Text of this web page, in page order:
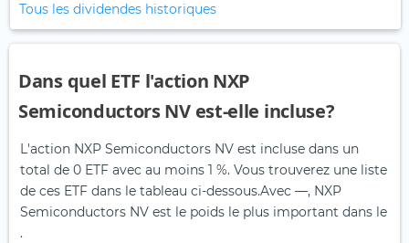
Tous les dividendes historiques
Dans quel ETF l'action NXP
Semiconductors NV est-elle incluse?
L'action NXP Semiconductors NV est incluse dans un
total de 0 ETF avec au moins 1 %. Vous trouverez une liste
de ces ETF dans le tableau ci-dessous.Avec —, NXP
Semiconductors NV est le poids le plus important dans le
.